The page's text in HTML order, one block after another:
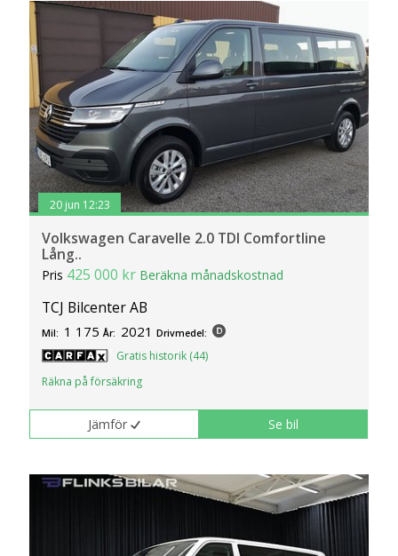
20 jun 12:23
Volkswagen Caravelle 2.0 TDI Comfortline
Lång..
Pris 425 000 kr Beräkna månadskostnad
TCJ Bilcenter AB
Mil: 1 175 År: 2021 Drivmedel:
Gratis historik (44)
Räkna på försäkring
Jämför Se bil